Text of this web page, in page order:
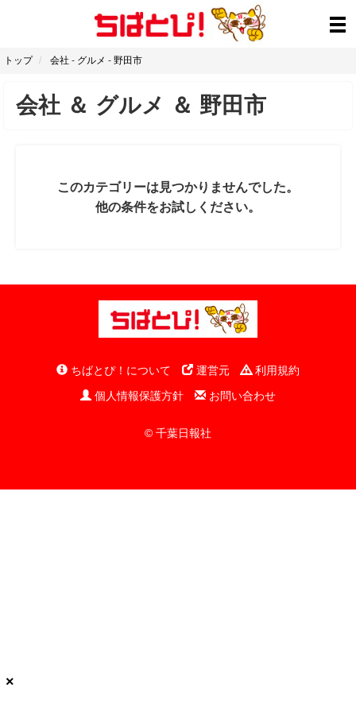
トップ 会社 - グルメ - 野田市
会社 ＆ グルメ ＆ 野田市
このカテゴリーは見つかりませんでした。
他の条件をお試しください。
ちばとぴ！について 運営元
利用規約
個人情報保護方針
お問い合わせ
© 千葉日報社
×